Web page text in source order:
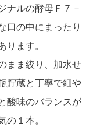
ナルの酵母Ｆ７－
口の中にまったり
ります。
まま絞り、加水せ
貯蔵と丁寧で細や
酸味のバランスが
の１本。